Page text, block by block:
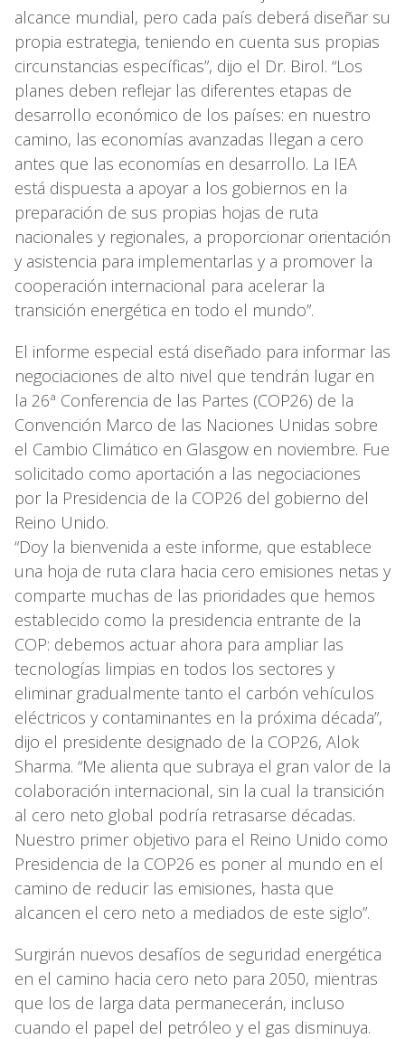
alcance mundial, pero cada país deberá diseñar su
propia estrategia, teniendo en cuenta sus propias
circunstancias específicas”, dijo el Dr. Birol. “Los
planes deben reflejar las diferentes etapas de
desarrollo económico de los países: en nuestro
camino, las economías avanzadas llegan a cero
antes que las economías en desarrollo. La IEA
está dispuesta a apoyar a los gobiernos en la
preparación de sus propias hojas de ruta
nacionales y regionales, a proporcionar orientación
y asistencia para implementarlas y a promover la
cooperación internacional para acelerar la
transición energética en todo el mundo”.
El informe especial está diseñado para informar las
negociaciones de alto nivel que tendrán lugar en
la 26ª Conferencia de las Partes (COP26) de la
Convención Marco de las Naciones Unidas sobre
el Cambio Climático en Glasgow en noviembre. Fue
solicitado como aportación a las negociaciones
por la Presidencia de la COP26 del gobierno del
Reino Unido.
“Doy la bienvenida a este informe, que establece
una hoja de ruta clara hacia cero emisiones netas y
comparte muchas de las prioridades que hemos
establecido como la presidencia entrante de la
COP: debemos actuar ahora para ampliar las
tecnologías limpias en todos los sectores y
eliminar gradualmente tanto el carbón vehículos
eléctricos y contaminantes en la próxima década”,
dijo el presidente designado de la COP26, Alok
Sharma. “Me alienta que subraya el gran valor de la
colaboración internacional, sin la cual la transición
al cero neto global podría retrasarse décadas.
Nuestro primer objetivo para el Reino Unido como
Presidencia de la COP26 es poner al mundo en el
camino de reducir las emisiones, hasta que
alcancen el cero neto a mediados de este siglo”.
Surgirán nuevos desafíos de seguridad energética
en el camino hacia cero neto para 2050, mientras
que los de larga data permanecerán, incluso
cuando el papel del petróleo y el gas disminuya.